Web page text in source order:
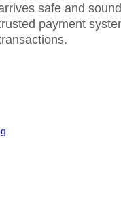
safe and
payment